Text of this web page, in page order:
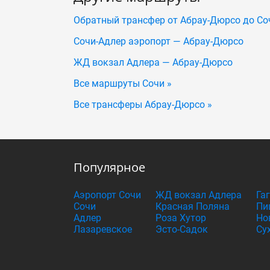
Обратный трансфер от Абрау-Дюрсо до
Сочи-Адлер аэропорт — Абрау-Дюрсо
ЖД вокзал Адлера — Абрау-Дюрсо
Все маршруты Сочи »
Все трансферы Абрау-Дюрсо »
Популярное
Аэропорт Сочи
Сочи
Адлер
Лазаревское
ЖД вокзал Адлера
Красная Поляна
Роза Хутор
Эсто-Садок